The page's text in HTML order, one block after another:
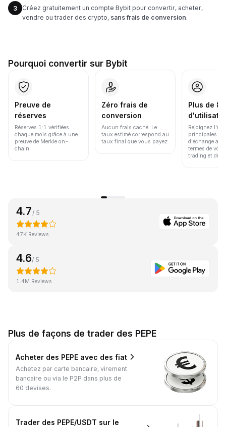
3
Créez gratuitement un compte Bybit pour convertir, acheter,
vendre ou trader des crypto, sans frais de conversion.
Pourquoi convertir sur Bybit
Preuve de
réserves
Réserves 1:1 vérifiées
chaque mois grâce à une
preuve de Merkle on-
chain.
Zéro frais de
conversion
Aucun frais caché. Le
taux estimé correspond au
taux final que vous payez.
Plus de
Rejoignez
principales
d'échange au
termes de
trading et de
4.7 / 5
47K Reviews
4.6/ 5
1.4M Reviews
Plus de façons de trader des PEPE
Acheter des PEPE avec des fiat
Achetez par carte bancaire, virement
bancaire ou via le P2P dans plus de
60 devises.
Trader des PEPE/USDT sur le